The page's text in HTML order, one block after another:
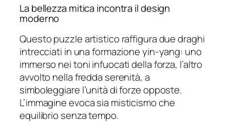
La bellezza mitica incontra il design
moderno
Questo puzzle artistico raffigura due draghi
intrecciati in una formazione yin-yang: uno
immerso nei toni infuocati della forza, l’altro
avvolto nella fredda serenità, a
simboleggiare l’unità di forze opposte.
L’immagine evoca sia misticismo che
equilibrio senza tempo.